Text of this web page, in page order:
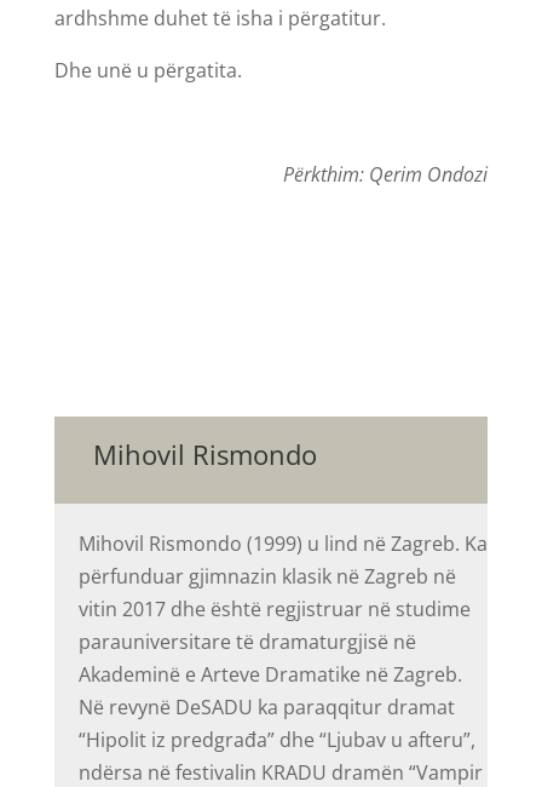
ardhshme duhet të isha i përgatitur.
Dhe unë u përgatita.
Përkthim: Qerim Ondozi
Mihovil Rismondo
Mihovil Rismondo (1999) u lind në Zagreb. Ka
përfunduar gjimnazin klasik në Zagreb në
vitin 2017 dhe është regjistruar në studime
parauniversitare të dramaturgjisë në
Akademinë e Arteve Dramatike në Zagreb.
Në revynë DeSADU ka paraqqitur dramat
“Hipolit iz predgrađa” dhe “Ljubav u afteru”,
ndërsa në festivalin KRADU dramën “Vampir